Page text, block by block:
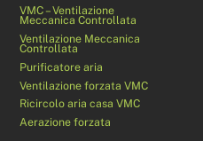
VMC – Ventilazione
Meccanica Controllata
Ventilazione Meccanica
Controllata
Purificatore aria
Ventilazione forzata VMC
Ricircolo aria casa VMC
Aerazione forzata